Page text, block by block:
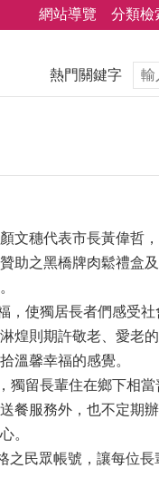
網站導覽 分類檢
熱門關鍵字
文穗代表市長黃偉哲
助之黑橋牌肉鬆禮盒
使獨居長者們感受
煌則期許敬老、愛老
溫馨幸福的感覺。
留長輩住在鄉下相
餐服務外，也不定期
。
民眾帳號，讓每位